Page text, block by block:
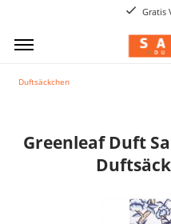
Gratis
Duftsäckchen
Greenleaf Duft